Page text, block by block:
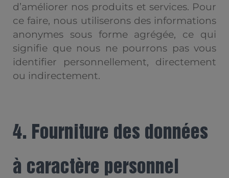
d’améliorer nos produits et services. Pour
ce faire, nous utiliserons des informations
anonymes sous forme agrégée, ce qui
signifie que nous ne pourrons pas vous
identifier personnellement, directement
ou indirectement.
4. Fourniture des données
à caractère personnel